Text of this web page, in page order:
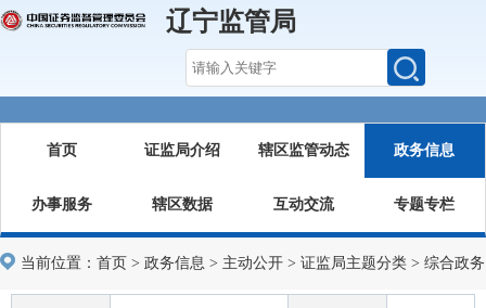
辽宁监管局
首页 证监局介绍 辖区监管动态 政务信息
办事服务 辖区数据 互动交流 专题专栏
当前位置： 首页 > 政务信息 > 主动公开 > 证监局主题分类 > 综合政务